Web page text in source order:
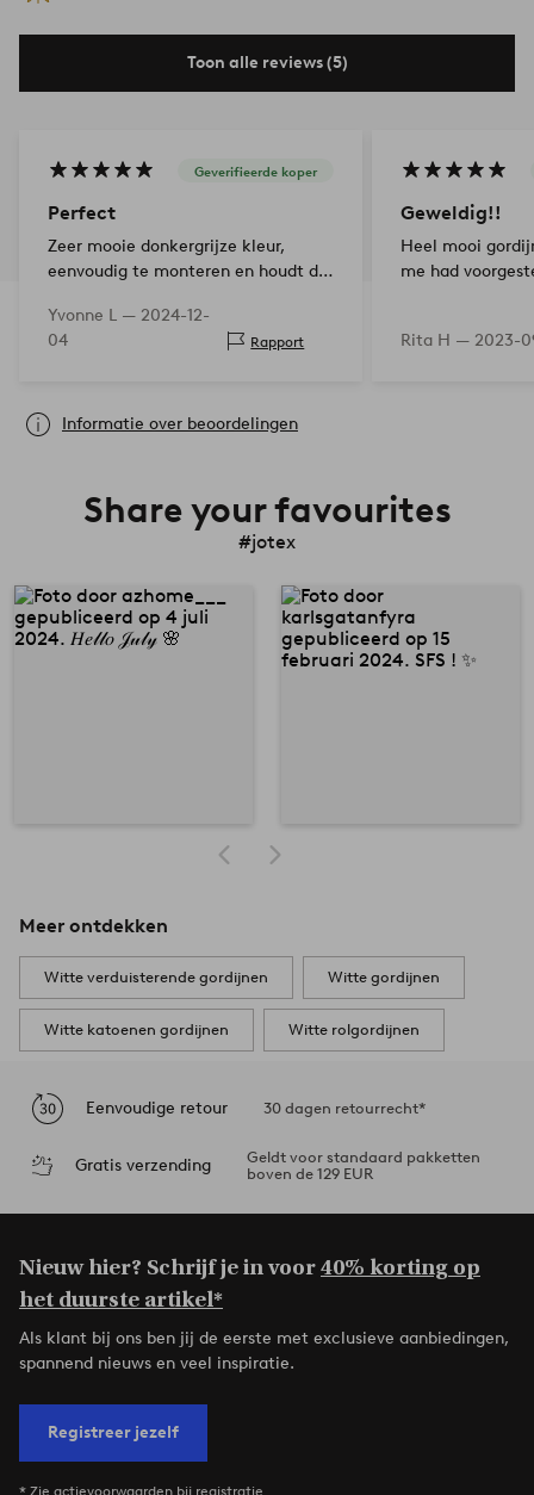
Toon alle reviews (5)
Geverifieerde koper
Perfect
Zeer mooie donkergrijze kleur,
eenvoudig te monteren en houdt de
Yvonne L — 2024-12-
04
Rapport
Geweldig!!
Heel mooi
me had
Rita H — 2023-
Informatie over beoordelingen
Share your favourites
#jotex
Meer ontdekken
Witte verduisterende gordijnen Witte gordijnen
Witte katoenen gordijnen Witte rolgordijnen
Eenvoudige retour 30 dagen retourrecht*
Gratis verzending
Geldt voor standaard pakketten
boven de 129 EUR
Nieuw hier? Schrijf je in voor40% korting op
het duurste artikel*
Als klant bij ons ben jij de eerste met exclusieve aanbiedingen,
spannend nieuws en veel inspiratie.
Registreer jezelf
* Zie actievoorwaarden bij registratie